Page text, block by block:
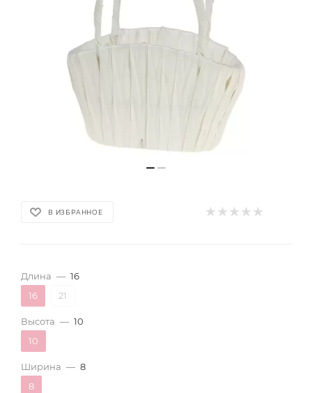
В ИЗБРАННОЕ
Длина — 16
16
21
Высота — 10
10
Ширина — 8
8